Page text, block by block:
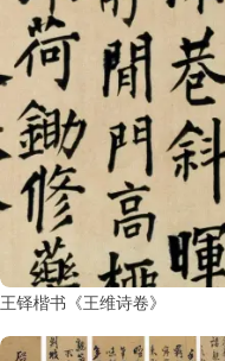
王铎楷书《王维诗卷》